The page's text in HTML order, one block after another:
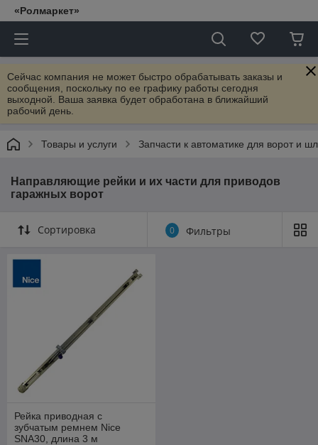
«Ролмаркет»
Сейчас компания не может быстро обрабатывать заказы и
сообщения, поскольку по ее графику работы сегодня
выходной. Ваша заявка будет обработана в ближайший
рабочий день.
Товары и услуги Запчасти к автоматике для ворот и
Направляющие рейки и их части для приводов
гаражных ворот
Сортировка 0 Фильтры
Рейка приводная с
зубчатым ремнем Nice
SNA30, длина 3 м